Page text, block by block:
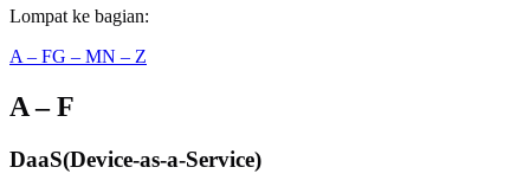
Lompat ke bagian:
A – FG – MN – Z
A – F
DaaS(Device-as-a-Service)